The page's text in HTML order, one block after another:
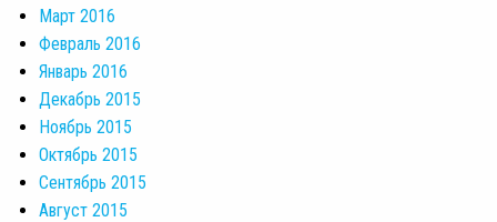
Март 2016
Февраль 2016
Январь 2016
Декабрь 2015
Ноябрь 2015
Октябрь 2015
Сентябрь 2015
Август 2015